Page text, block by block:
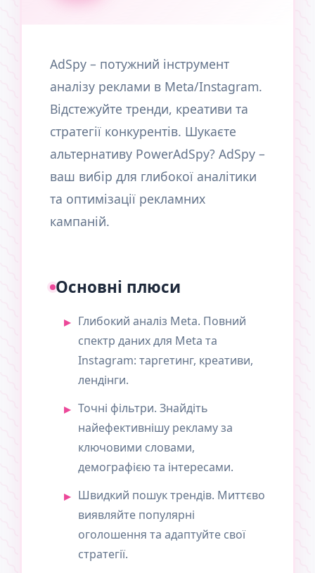
AdSpy – потужний інструмент
аналізу реклами в Meta/Instagram.
Відстежуйте тренди, креативи та
стратегії конкурентів. Шукаєте
альтернативу PowerAdSpy? AdSpy –
ваш вибір для глибокої аналітики
та оптимізації рекламних
кампаній.
Основні плюси
Глибокий аналіз Meta. Повний
спектр даних для Meta та
Instagram: таргетинг, креативи,
лендінги.
Точні фільтри. Знайдіть
найефективнішу рекламу за
ключовими словами,
демографією та інтересами.
Швидкий пошук трендів. Миттєво
виявляйте популярні
оголошення та адаптуйте свої
стратегії.